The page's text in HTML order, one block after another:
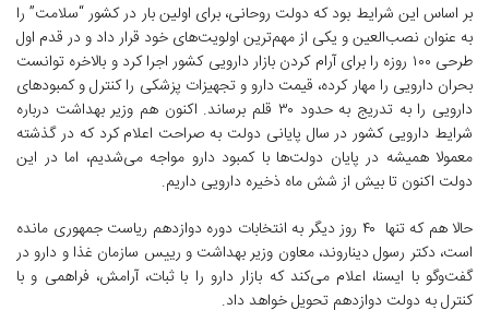
بر اساس این شرایط بود که دولت روحانی، برای اولین بار در کشور “سلامت” را
به عنوان نصب‌العین و یکی از مهم‌ترین اولویت‌های خود قرار داد و در قدم اول
طرحی ۱۰۰ روزه را برای آرام کردن بازار دارویی کشور اجرا کرد و بالاخره توانست
بحران دارویی را مهار کرده، قیمت‌ دارو و تجهیزات پزشکی را کنترل و کمبودهای
دارویی را به تدریج به حدود ۳۰ قلم برساند. اکنون هم وزیر بهداشت درباره
شرایط دارویی کشور در سال پایانی دولت به صراحت اعلام کرد که در گذشته
معمولا همیشه در پایان دولت‌ها با کمبود دارو مواجه می‌شدیم، اما در این
دولت اکنون تا بیش از شش ماه ذخیره دارویی داریم.
حالا هم که تنها ۴۰ روز دیگر به انتخابات‌ دوره دوازدهم ریاست جمهوری مانده
است، دکتر رسول دیناروند، معاون وزیر بهداشت و رییس سازمان غذا و دارو در
گفت‌وگو با ایسنا، اعلام می‌کند که بازار دارو را با ثبات، آرامش، فراهمی و با
کنترل به دولت دوازدهم تحویل خواهد داد.